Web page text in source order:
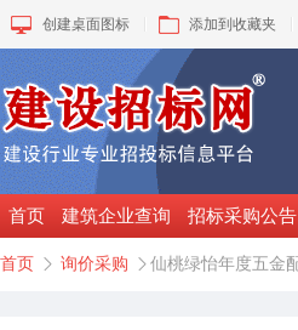
创建桌面图标 添加到收藏夹
首页 建筑企业查询 招标采购公告
首页  询价采购  仙桃绿怡年度五金